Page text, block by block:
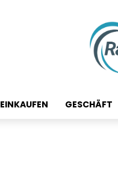
EINKAUFEN GESCHÄFT